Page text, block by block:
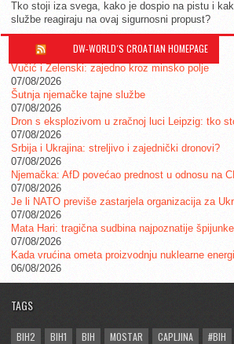
Tko stoji iza svega, kako je dospio na pistu i
službe reagiraju na ovaj sigurnosni propust?
DW-WORLD´S CROATIAN HOMEPAGE
Vučić i Zelenski: zajedno kroz minsko polje
07/08/2026
Šutnja njemačke tajne službe
07/08/2026
Dron s eksplozivom u zračnoj luci Leipzig: tko
07/08/2026
Srbija i Ukrajina: streljivo i zajednički dronovi?
07/08/2026
Njemačka: AfD povećao prednost u odnosu na
07/08/2026
Je li NATO previše zastarjela organizacija za
07/08/2026
Mata Hari: tragična sudbina najpoznatije
07/08/2026
Kada vrućina ometa proizvodnju nuklearne
06/08/2026
TAGS
BIH2 BIH1 BIH MOSTAR CAPLJINA #BIH